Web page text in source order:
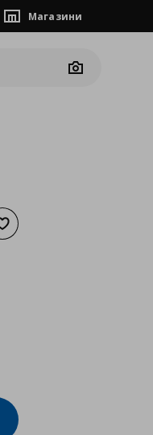
Магазини
Camera
Добави към списъка с